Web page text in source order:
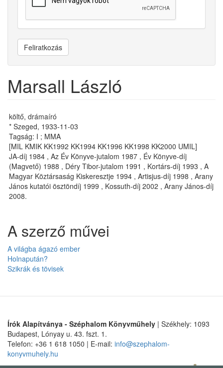
Feliratkozás
Marsall László
költő, drámaíró
* Szeged, 1933-11-03
Tagság: I ; MMA
[MIL KMIK KK1992 KK1994 KK1996 KK1998 KK2000 UMIL]
JA-díj 1984 , Az Év Könyve-jutalom 1987 , Év Könyve-díj
(Magvető) 1988 , Déry Tibor-jutalom 1991 , Kortárs-díj 1993 , A
Magyar Köztársaság Kiskeresztje 1994 , Artisjus-díj 1998 , Arany
János kutatói ösztöndíj 1999 , Kossuth-díj 2002 , Arany János-díj
2008.
A szerző művei
A világba ágazó ember
Holnapután?
Szikrák és tövisek
Írók Alapítványa - Széphalom Könyvműhely | Székhely: 1093
Budapest, Lónyay u. 43. fszt. 1.
Telefon: +36 1 618 1050 | E-mail: info@szephalom-
konyvmuhely.hu